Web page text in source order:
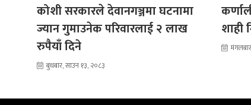
कोशी सरकारले देवानगञ्जमा घटनामा
ज्यान गुमाउनेक परिवारलाई २ लाख
रुपैयाँ दिने
बुधबार, साउन १३, २०८३
शाही